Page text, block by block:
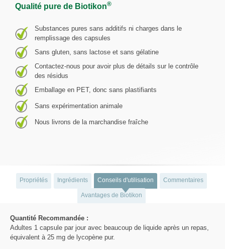
Qualité pure de Biotikon®
Substances pures sans additifs ni charges dans le
remplissage des capsules
Sans gluten, sans lactose et sans gélatine
Contactez-nous pour avoir plus de détails sur le contrôle
des résidus
Emballage en PET, donc sans plastifiants
Sans expérimentation animale
Nous livrons de la marchandise fraîche
Propriétés Ingrédients Conseils d'utilisation Commentaires
Avantages de Biotikon
Quantité Recommandée :
Adultes 1 capsule par jour avec beaucoup de liquide après un repas,
équivalent à 25 mg de lycopène pur.